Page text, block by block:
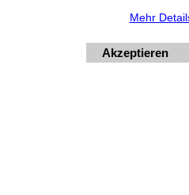
Mehr
Akzeptieren